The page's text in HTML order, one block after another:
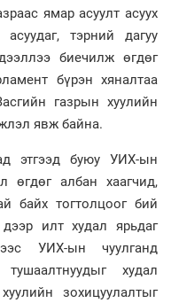
ямар асуулт асуух
тэрний дагуу
биечилж өгдөг
бүрэн хяналтаа
газрын хуулийн
явж байна.
этгээд буюу УИХ-ын
өгдөг албан хаагчид,
байх тогтолцоог бий
илт худал ярьдаг
УИХ-ын чуулганд
худал
зохицуулалтыг